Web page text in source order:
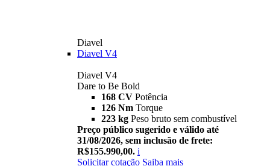
Diavel
Diavel V4
Diavel V4
Dare to Be Bold
168 CV Potência
126 Nm Torque
223 kg Peso bruto sem combustível
Preço público sugerido e válido até
31/08/2026, sem inclusão de frete:
R$155.990,00. i
Solicitar cotação Saiba mais